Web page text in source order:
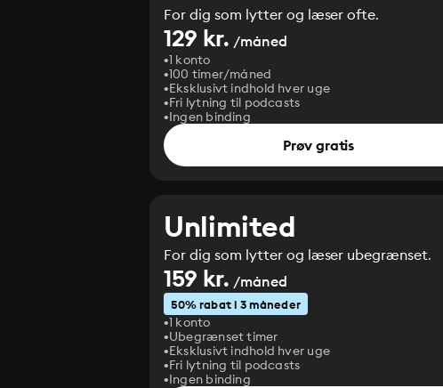
For dig som lytter og læser ofte.
129 kr. /måned
1 konto
100 timer/måned
Eksklusivt indhold hver uge
Fri lytning til podcasts
Ingen binding
Prøv gratis
Unlimited
For dig som lytter og læser ubegrænset.
159 kr. /måned
50% rabat i 3 måneder
1 konto
Ubegrænset timer
Eksklusivt indhold hver uge
Fri lytning til podcasts
Ingen binding